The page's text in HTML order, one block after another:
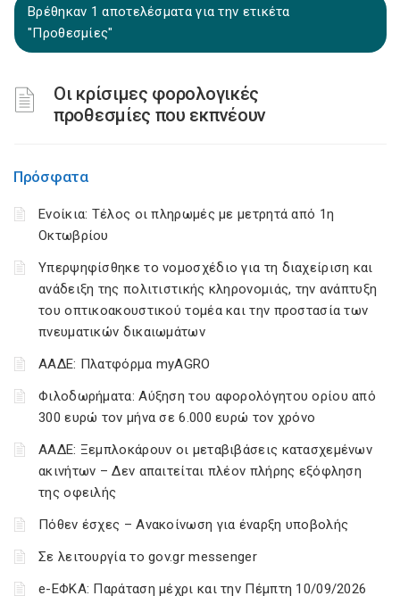
Βρέθηκαν 1 αποτελέσματα για την ετικέτα
"Προθεσμίες"
Οι κρίσιμες φορολογικές
προθεσμίες που εκπνέουν
Πρόσφατα
Ενοίκια: Τέλος οι πληρωμές με μετρητά από 1η
Οκτωβρίου
Υπερψηφίσθηκε το νομοσχέδιο για τη διαχείριση και
ανάδειξη της πολιτιστικής κληρονομιάς, την ανάπτυξη
του οπτικοακουστικού τομέα και την προστασία των
πνευματικών δικαιωμάτων
ΑΑΔΕ: Πλατφόρμα myAGRO
Φιλοδωρήματα: Αύξηση του αφορολόγητου ορίου από
300 ευρώ τον μήνα σε 6.000 ευρώ τον χρόνο
ΑΑΔΕ: Ξεμπλοκάρουν οι μεταβιβάσεις κατασχεμένων
ακινήτων – Δεν απαιτείται πλέον πλήρης εξόφληση
της οφειλής
Πόθεν έσχες – Ανακοίνωση για έναρξη υποβολής
Σε λειτουργία το gov.gr messenger
e-ΕΦΚΑ: Παράταση μέχρι και την Πέμπτη 10/09/2026